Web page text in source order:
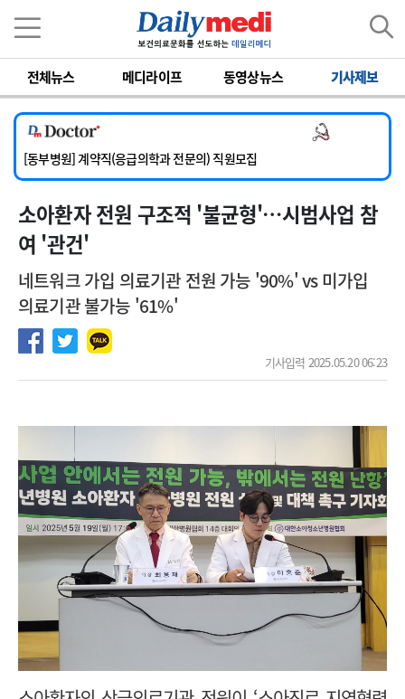
전체뉴스 메디라이프 동영상뉴스 기사제보
[서울아산병원] 2026년 하반기 인턴 모집
[영남대학교의료원] 마취통증의학과 임기제 임상의사 채용
[충남대학교병원] 소아청소년과(소아응급전담) 계약직 의사 공개채용
[동부병원] 계약직(응급의학과 전문의) 직원모집
[이대목동병원] 하반기 전공의(레지던트1년차) 모집
[서울아산병원] 2026년 하반기 인턴 모집
[영남대학교의료원] 마취통증의학과 임기제 임상의사 채용
소아환자 전원 구조적 '불균형'…시범사업 참
여 '관건'
네트워크 가입 의료기관 전원 가능 '90%' vs 미가입
의료기관 불가능 '61%'
기사입력 2025.05.20 06:23